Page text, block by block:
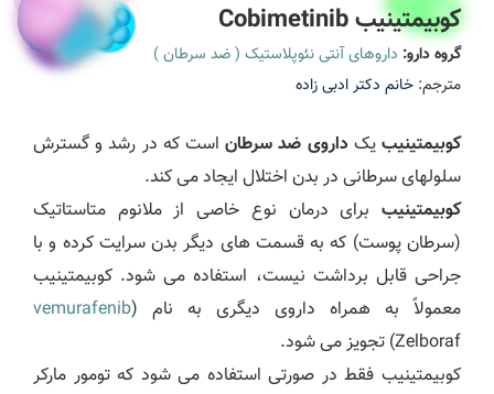
کوبیمتینیب Cobimetinib
گروه دارو:داروهای آنتی نئوپلاستیک ( ضد سرطان )
مترجم:خانم دکتر ادبی زاده
کوبیمتینیبیکداروی ضد سرطاناست که در رشد و گسترش
سلولهای سرطانی در بدن اختلال ایجاد می کند.
کوبیمتینیببرای درمان نوع خاصی از ملانوم متاستاتیک
(سرطان پوست) که به قسمت های دیگر بدن سرایت کرده و با
جراحی قابل برداشت نیست، استفاده می شود. کوبیمتینیب
معمولاً به همراه داروی دیگری به نام (vemurafenib
(Zelboraf تجویز می شود.
کوبیمتینیب فقط در صورتی استفاده می شود که تومور مارکر